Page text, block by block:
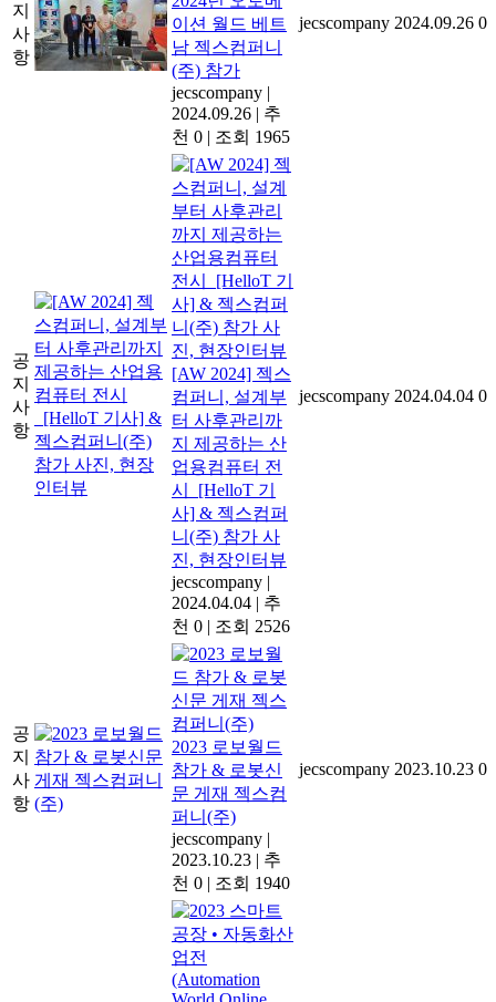
지
사
항
이션 월드 베트
남 젝스컴퍼니
(주) 참가
jecscompany |
2024.09.26 | 추
천 0 | 조회 1965
jecscompany 2024.09.26 0
공
지
사
항
[AW 2024] 젝스
컴퍼니, 설계부
터 사후관리까
지 제공하는 산
업용컴퓨터 전
시_[HelloT 기
사] & 젝스컴퍼
니(주) 참가 사
진, 현장인터뷰
jecscompany |
2024.04.04 | 추
천 0 | 조회 2526
jecscompany 2024.04.04 0
공
지
사
항
2023 로보월드
참가 & 로봇신
문 게재 젝스컴
퍼니(주)
jecscompany |
2023.10.23 | 추
천 0 | 조회 1940
jecscompany 2023.10.23 0